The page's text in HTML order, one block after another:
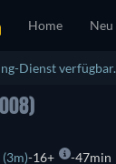
Home Neu
Dienst verfügbar.
(3m) 16+ 47min